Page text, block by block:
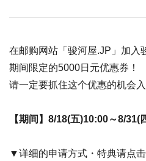
在邮购网站「骏河屋.JP」加入
期间限定的5000日元优惠券！
请一定要抓住这个优惠的机会入
【期间】8/18(五)10:00～8/31(
▼详细的申请方式・特典请点